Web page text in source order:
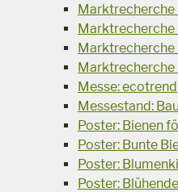
Marktrecherche
Marktrecherche
Messe: ecotrend
Messestand:
Poster: Bienen
Poster: Bunte
Poster:
Poster: